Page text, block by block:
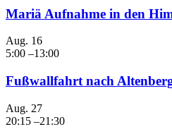
Mariä Aufnahme in den
Aug. 16
5:00 –13:00
Fußwallfahrt nach
Aug. 27
20:15 –21:30